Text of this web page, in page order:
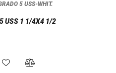
5 USS-WHIT.
USS 1 1/4X4 1/2